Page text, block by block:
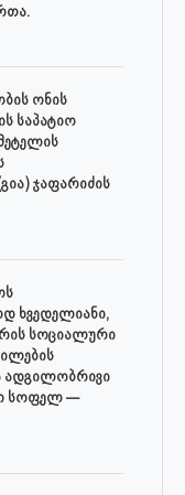
ონის
საპატიო
ჯაფარიძის
ხვედელიანი,
სოციალური
ადგილობრივი
სოფელ —